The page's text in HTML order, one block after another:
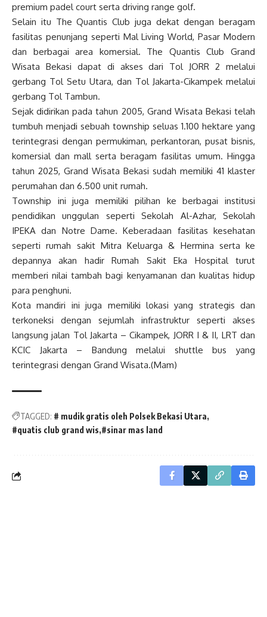
premium padel court serta driving range golf.
Selain itu The Quantis Club juga dekat dengan beragam
fasilitas penunjang seperti Mal Living World, Pasar Modern
dan berbagai area komersial. The Quantis Club Grand
Wisata Bekasi dapat di akses dari Tol JORR 2 melalui
gerbang Tol Setu Utara, dan Tol Jakarta-Cikampek melalui
gerbang Tol Tambun.
Sejak didirikan pada tahun 2005, Grand Wisata Bekasi telah
tumbuh menjadi sebuah township seluas 1.100 hektare yang
terintegrasi dengan permukiman, perkantoran, pusat bisnis,
komersial dan mall serta beragam fasilitas umum. Hingga
tahun 2025, Grand Wisata Bekasi sudah memiliki 41 klaster
perumahan dan 6.500 unit rumah.
Township ini juga memiliki pilihan ke berbagai institusi
pendidikan unggulan seperti Sekolah Al-Azhar, Sekolah
IPEKA dan Notre Dame. Keberadaan fasilitas kesehatan
seperti rumah sakit Mitra Keluarga & Hermina serta ke
depannya akan hadir Rumah Sakit Eka Hospital turut
memberi nilai tambah bagi kenyamanan dan kualitas hidup
para penghuni.
Kota mandiri ini juga memiliki lokasi yang strategis dan
terkoneksi dengan sejumlah infrastruktur seperti akses
langsung jalan Tol Jakarta – Cikampek, JORR I & II, LRT dan
KCIC Jakarta – Bandung melalui shuttle bus yang
terintegrasi dengan Grand Wisata.(Mam)
TAGGED: # mudik gratis oleh Polsek Bekasi Utara
#quatis club grand wis #sinar mas land